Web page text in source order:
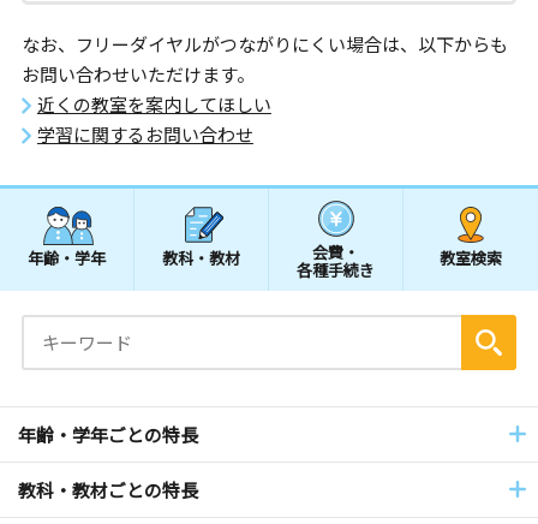
なお、フリーダイヤルがつながりにくい場合は、以下からも
お問い合わせいただけます。
近くの教室を案内してほしい
学習に関するお問い合わせ
年齢・学年 教科・教材 会費・
各種手続き
教室検索
年齢・学年ごとの特長
教科・教材ごとの特長